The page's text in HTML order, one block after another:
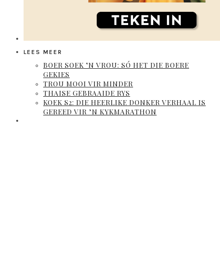
LEES MEER
BOER SOEK ‘N VROU: SÓ HET DIE BOERE
GEKIES
TROU MOOI VIR MINDER
THAISE GEBRAAIDE RYS
KOEK S2: DIE HEERLIKE DONKER VERHAAL IS
GEREED VIR ’N KYKMARATHON